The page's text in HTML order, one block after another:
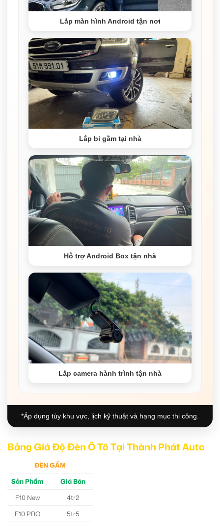
Lắp màn hình Android tận nơi
Lắp bi gầm tại nhà
Hỗ trợ Android Box tận nhà
Lắp camera hành trình tận nhà
*Áp dụng tùy khu vực, lịch kỹ thuật và hạng mục thi công.
Bảng Giá Độ Đèn Ô Tô Tại Thành Phát Auto
ĐÈN GẦM
Sản Phẩm
Giá Bán
F10 New
4tr2
F10 PRO
5tr5